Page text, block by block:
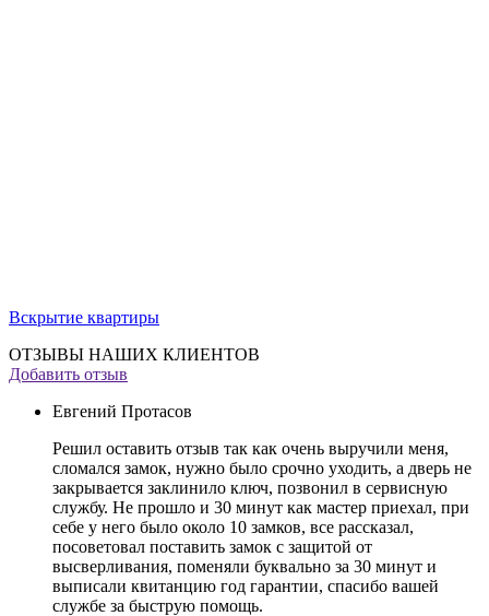
Вскрытие квартиры
ОТЗЫВЫ НАШИХ КЛИЕНТОВ
Добавить отзыв
Евгений Протасов
Решил оставить отзыв так как очень выручили меня,
сломался замок, нужно было срочно уходить, а дверь не
закрывается заклинило ключ, позвонил в сервисную
службу. Не прошло и 30 минут как мастер приехал, при
себе у него было около 10 замков, все рассказал,
посоветовал поставить замок с защитой от
высверливания, поменяли буквально за 30 минут и
выписали квитанцию год гарантии, спасибо вашей
службе за быструю помощь.